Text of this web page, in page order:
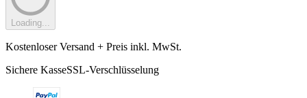
Loading...
Kostenloser Versand + Preis inkl. MwSt.
Sichere KasseSSL-Verschlüsselung